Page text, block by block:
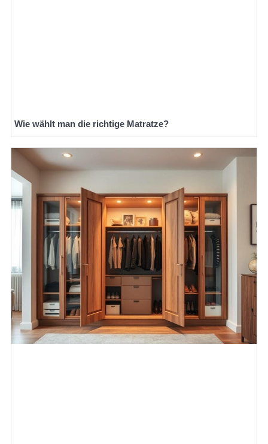
Wie wählt man die richtige Matratze?